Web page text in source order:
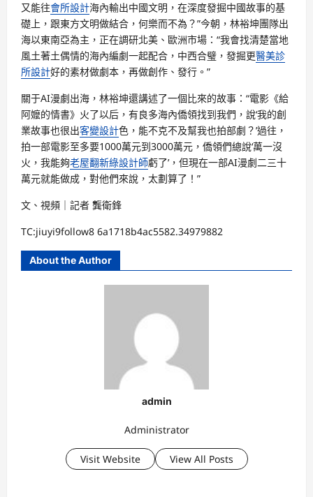
又能往會所設計海內輸出中國文明，在深度發掘中國故事的基
礎上，跟東方文明做結合，何樂而不為？”今朝，林裕坤團隊出
海以東南亞為主，正在調研北美、歐洲市場：“我會找清楚當地
風土著土偶情的海內編劇一起配合，中西合璧，發掘更醫美診
所設計好的素材做劇本，再做創作、發行。”
關于AI漫劇出海，林裕坤還講述了一個比來的故事：“電影《給
阿嬤的情書》火了以后，有良多海內僑領找到我們，說‘我的創
業故事也很出客變設計色，能不克不及幫我也拍部劇？’過往，
拍一部電影至多要1000萬元到3000萬元，僑領們總說‘萬一沒
火，我能夠老屋翻新綠設計師虧了’，但現在一部AI漫劇二三十
萬元就能做成，對他們來說，太劃算了！”
文、視頻｜記者 龔衛鋒
TC:jiuyi9follow8 6a1718b4ac5582.34979882
About the Author
admin
Administrator
Visit Website View All Posts